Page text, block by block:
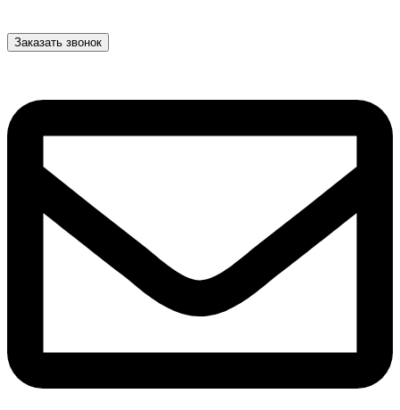
Заказать звонок